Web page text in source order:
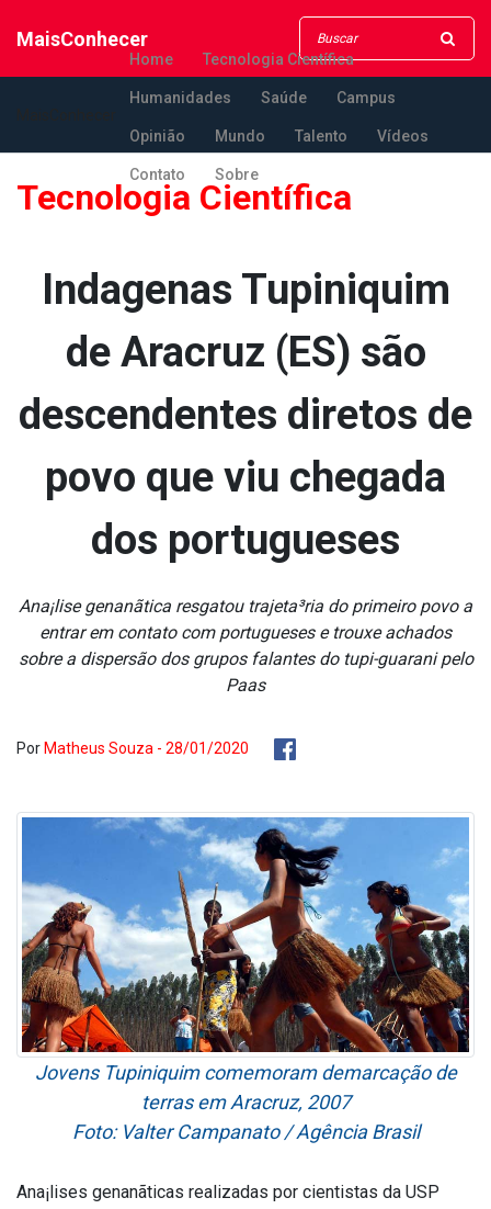
MaisConhecer
Home Tecnologia Científica
Humanidades Saúde Campus
Opinião Mundo Talento Vídeos
Contato Sobre
Tecnologia Científica
Inda­genas Tupiniquim
de Aracruz (ES) são
descendentes diretos de
povo que viu chegada
dos portugueses
Ana¡lise genanãtica resgatou trajeta³ria do primeiro povo a
entrar em contato com portugueses e trouxe achados
sobre a dispersão dos grupos falantes do tupi-guarani pelo
Paa­s
Por Matheus Souza - 28/01/2020
Jovens Tupiniquim comemoram demarcação de
terras em Aracruz, 2007
Foto: Valter Campanato / Agência Brasil
Ana¡lises genanãticas realizadas por cientistas da USP